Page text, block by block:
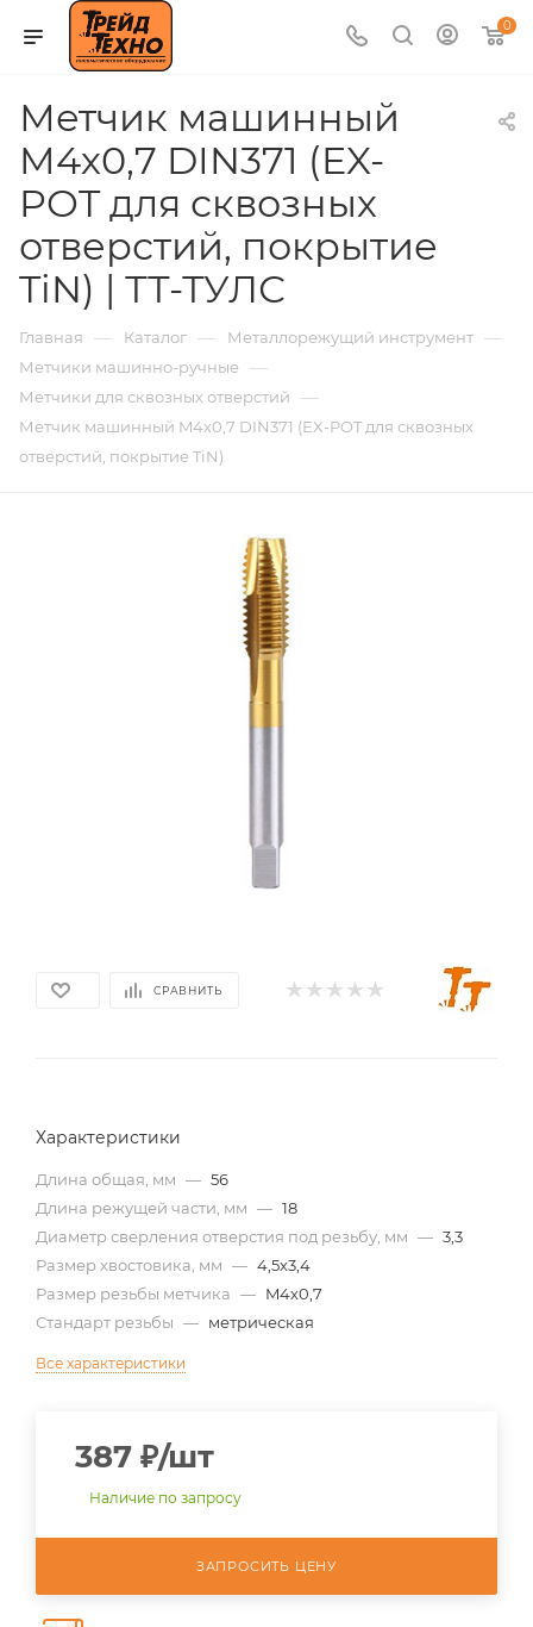
0
Метчик машинный
M4х0,7 DIN371 (EX-
POT для сквозных
отверстий, покрытие
TiN) | ТТ-ТУЛС
Главная — Каталог — Металлорежущий инструмент —
Метчики машинно-ручные —
Метчики для сквозных отверстий —
Метчик машинный M4х0,7 DIN371 (EX-POT для сквозных
отверстий, покрытие TiN)
СРАВНИТЬ
Характеристики
Длина общая, мм — 56
Длина режущей части, мм — 18
Диаметр сверления отверстия под резьбу, мм — 3,3
Размер хвостовика, мм — 4,5х3,4
Размер резьбы метчика — M4х0,7
Стандарт резьбы — метрическая
Все характеристики
387 ₽/шт
Наличие по запросу
ЗАПРОСИТЬ ЦЕНУ